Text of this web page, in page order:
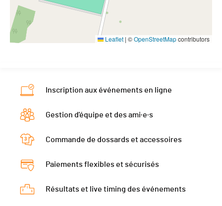
Leaflet | ©OpenStreetMapcontributors
Inscription aux événements en ligne
Gestion d'équipe et des ami·e·s
Commande de dossards et accessoires
Paiements flexibles et sécurisés
Résultats et live timing des événements